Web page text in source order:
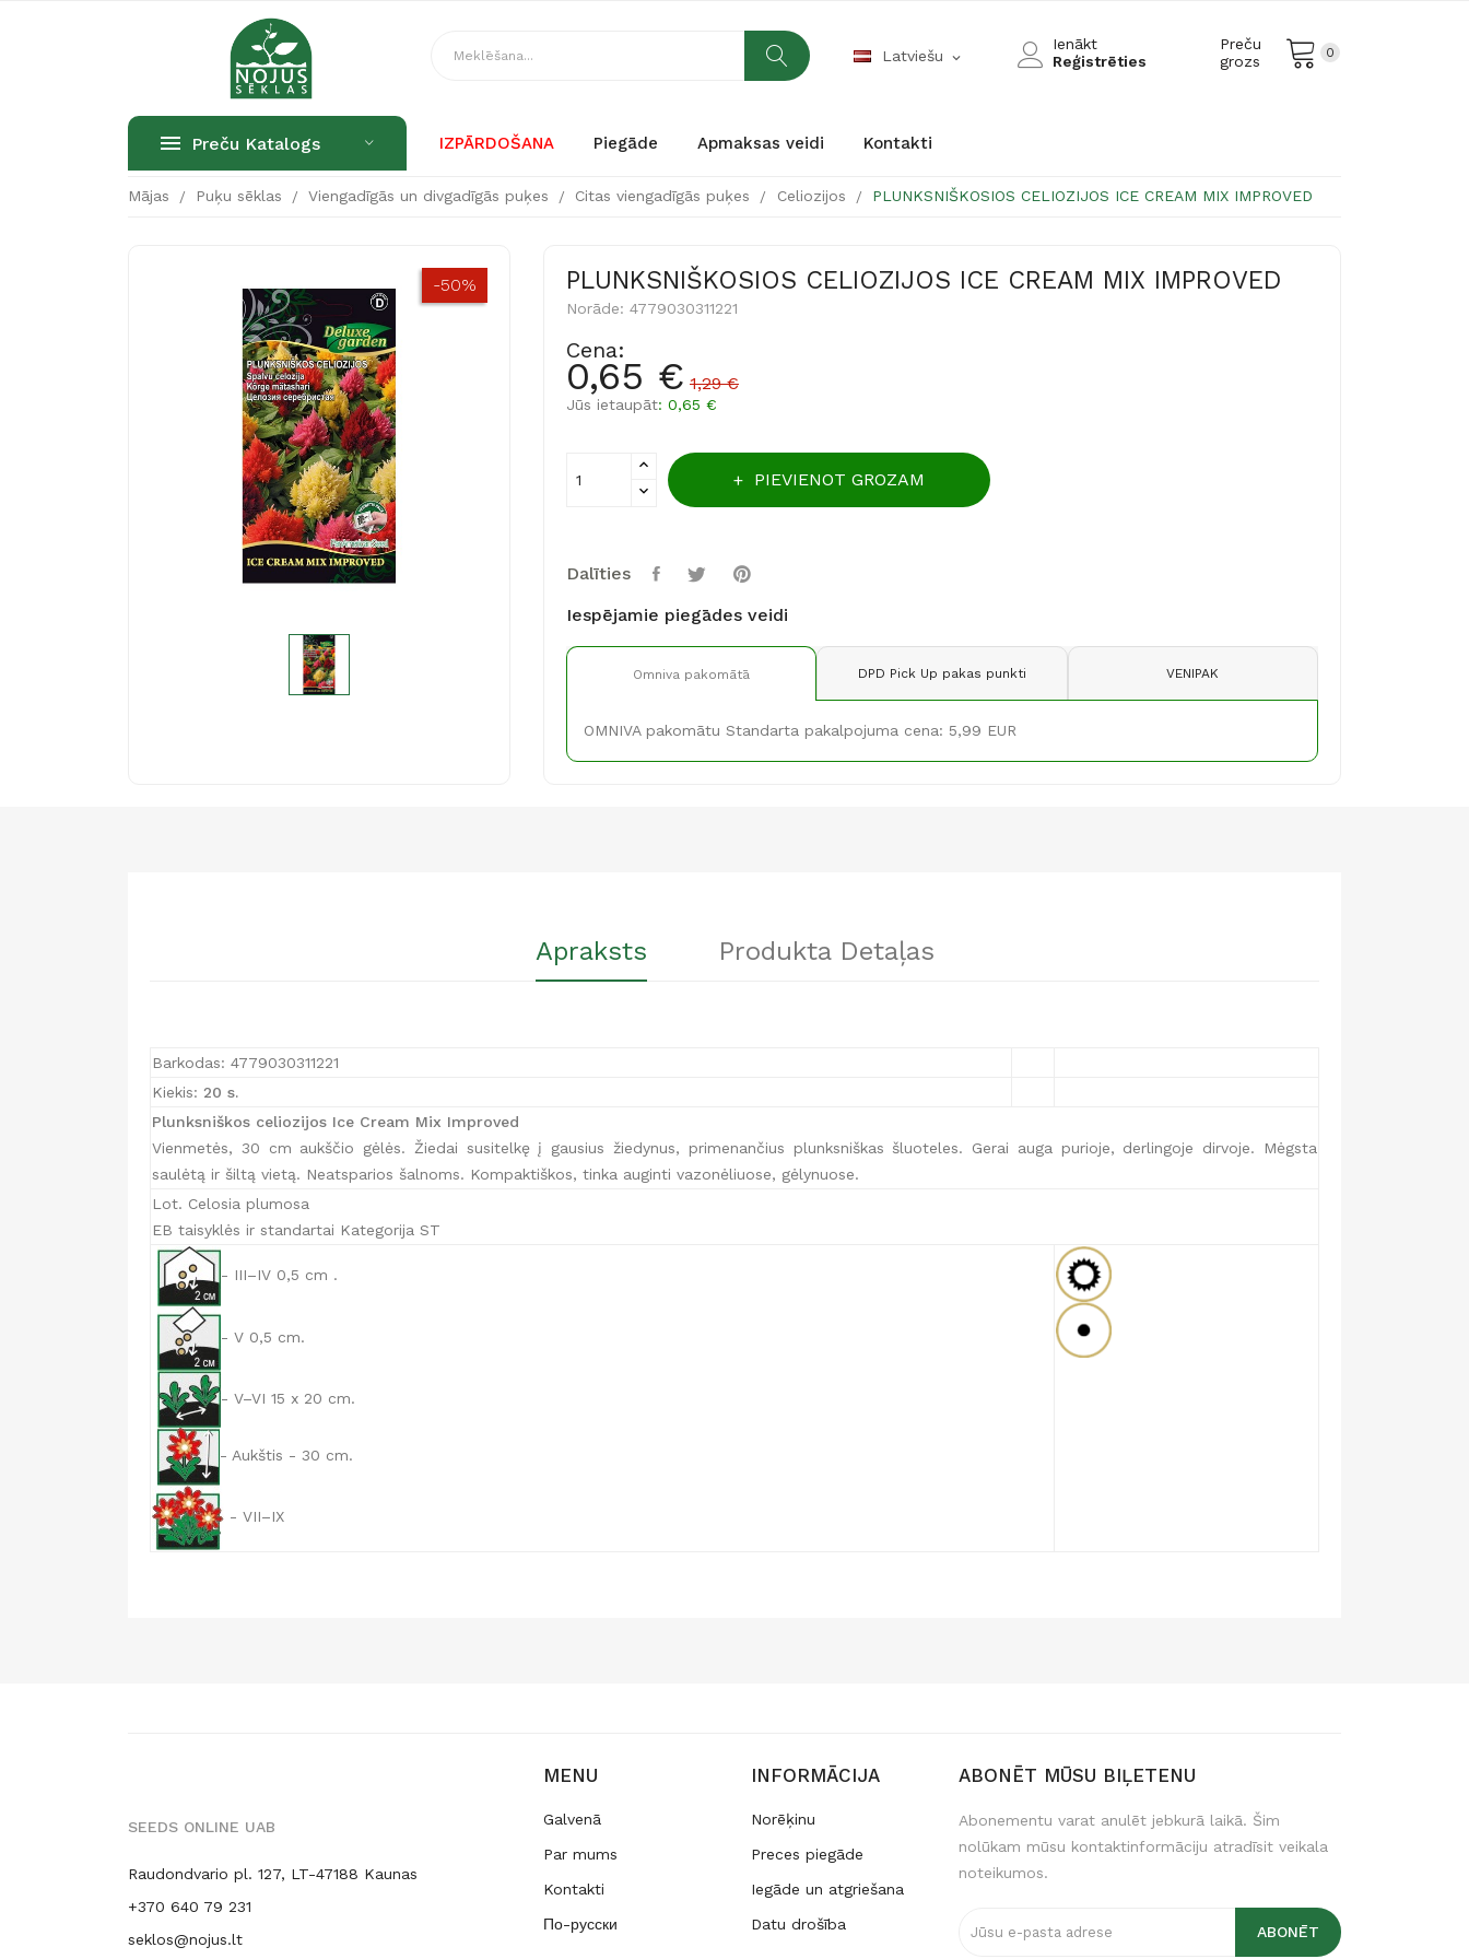
Preču
grozs
0
Ienākt
Reģistrēties
Latviešu expand_more
Preču Katalogs IZPĀRDOŠANA Piegāde Apmaksas veidi Kontakti
Mājas Puķu sēklas Viengadīgās un divgadīgās puķes Citas viengadīgās puķes Celiozijos PLUNKSNIŠKOSIOS CELIOZIJOS ICE CREAM MIX IMPROVED
-50% PLUNKSNIŠKOSIOS CELIOZIJOS ICE CREAM MIX IMPROVED
Norāde: 4779030311221
Cena:
0,65 € 1,29 €
Jūs ietaupāt: 0,65 €
PIEVIENOT GROZAM
Dalīties
Iespējamie piegādes veidi
Omniva pakomātā DPD Pick Up pakas punkti VENIPAK
OMNIVA pakomātu Standarta pakalpojuma cena: 5,99 EUR
Apraksts Produkta Detaļas
Barkodas: 4779030311221
Kiekis: 20 s.
Plunksniškos celiozijos Ice Cream Mix Improved
Vienmetės, 30 cm aukščio gėlės. Žiedai susitelkę į gausius žiedynus, primenančius plunksniškas šluoteles. Gerai auga purioje, derlingoje dirvoje. Mėgsta
saulėtą ir šiltą vietą. Neatsparios šalnoms. Kompaktiškos, tinka auginti vazonėliuose, gėlynuose.
Lot. Celosia plumosa
EB taisyklės ir standartai Kategorija ST
- III–IV 0,5 cm .
- V 0,5 cm.
- V–VI 15 x 20 cm.
- Aukštis - 30 cm.
- VII–IX
SEEDS ONLINE UAB
Raudondvario pl. 127, LT-47188 Kaunas
+370 640 79 231
seklos@nojus.lt
MENU
Galvenā
Par mums
Kontakti
По-русски
INFORMĀCIJA
Norēķinu
Preces piegāde
Iegāde un atgriešana
Datu drošība
ABONĒT MŪSU BIĻETENU
Abonementu varat anulēt jebkurā laikā. Šim
nolūkam mūsu kontaktinformāciju atradīsit veikala
noteikumos.